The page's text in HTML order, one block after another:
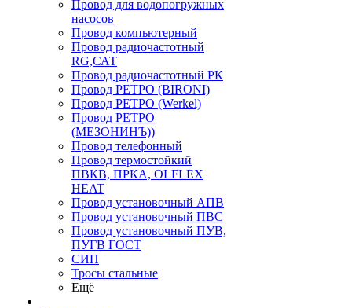
Провод для водопогружных
насосов
Провод компьютерный
Провод радиочастотный
RG,САТ
Провод радиочастотный РК
Провод РЕТРО (BIRONI)
Провод РЕТРО (Werkel)
Провод РЕТРО
(МЕЗОНИНЪ))
Провод телефонный
Провод термостойкий
ПВКВ, ПРКА, OLFLEX
HEAT
Провод установочный АПВ
Провод установочный ПВС
Провод установочный ПУВ,
ПУГВ ГОСТ
СИП
Тросы стальные
Ещё